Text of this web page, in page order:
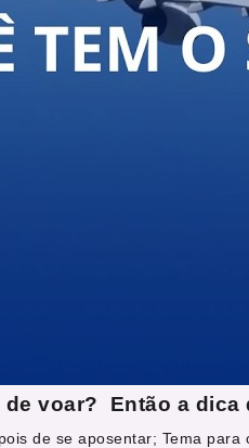
voar? Então a
de se aposentar; Tema para